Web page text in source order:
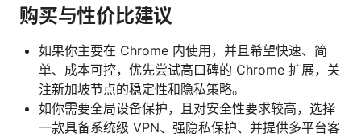
购买与性价比建议
如果你主要在 Chrome 内使用，并且希望快速、简
单、成本可控，优先尝试高口碑的 Chrome 扩展，关
注新加坡节点的稳定性和隐私策略。
如你需要全局设备保护，且对安全性要求较高，选择
一款具备系统级 VPN、强隐私保护、并提供多平台客